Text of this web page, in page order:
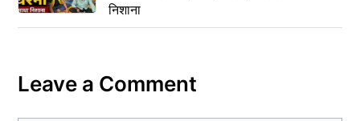
निशाना
Leave a Comment